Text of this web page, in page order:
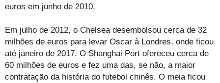
euros em junho de 2010.
Em julho de 2012, o Chelsea desembolsou cerca de 32
milhões de euros para levar Oscar à Londres, onde ficou
até janeiro de 2017. O Shanghai Port ofereceu cerca de
60 milhões de euros e fez uma das, se não, a maior
contratação da história do futebol chinês. O meia ficou